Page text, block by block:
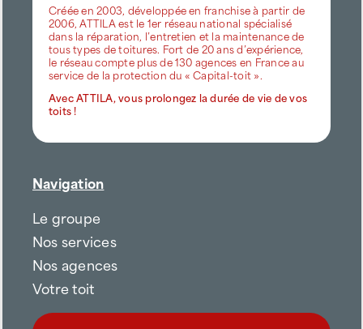
Créée en 2003, développée en franchise à partir de
2006, ATTILA est le 1er réseau national spécialisé
dans la réparation, l’entretien et la maintenance de
tous types de toitures. Fort de 20 ans d’expérience,
le réseau compte plus de 130 agences en France au
service de la protection du « Capital-toit ».
Avec ATTILA, vous prolongez la durée de vie de vos
toits !
Navigation
Le groupe
Nos services
Nos agences
Votre toit